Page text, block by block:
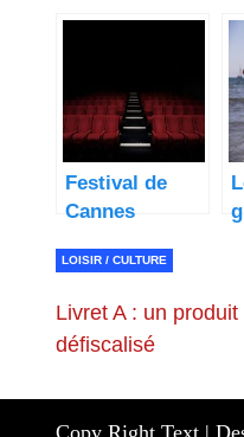
Festival de
Cannes
LOISIR / CULTURE
Livret A : un
défiscalisé